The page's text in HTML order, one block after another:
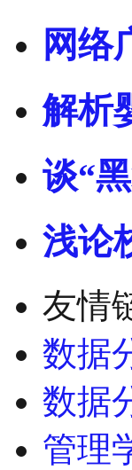
网络
解析
谈“
浅论
友情
数据
数据
管理